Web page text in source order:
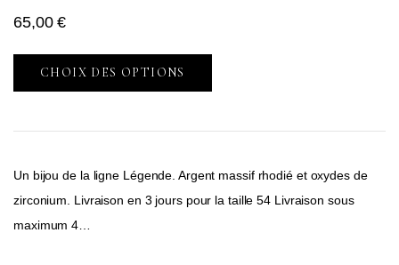
65,00€
CHOIX DES OPTIONS
Un bijou de la ligne Légende. Argent massif rhodié et oxydes de
zirconium. Livraison en 3 jours pour la taille 54 Livraison sous
maximum 4…